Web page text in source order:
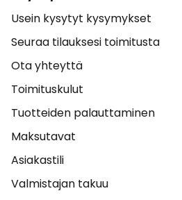
Usein kysytyt kysymykset
Seuraa tilauksesi toimitusta
Ota yhteyttä
Toimituskulut
Tuotteiden palauttaminen
Maksutavat
Asiakastili
Valmistajan takuu